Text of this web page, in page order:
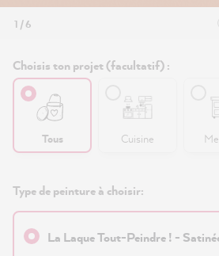
1 / 6
Choisis ton projet (facultatif) :
Tous Cuisine
Type de peinture à choisir:
La Laque Tout-Peindre ! -